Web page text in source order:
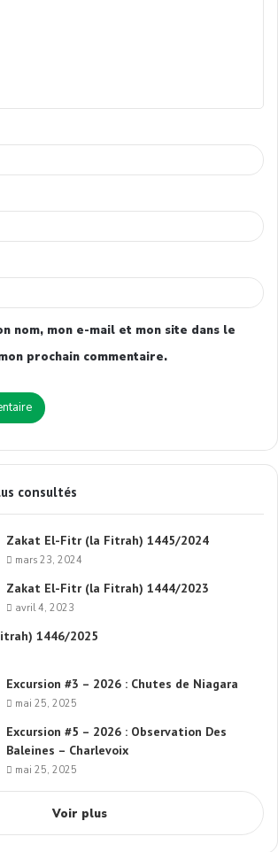
nom, mon e-mail et mon site dans le
prochain commentaire.
consultés
Zakat El-Fitr (la Fitrah) 1445/2024
mars 23, 2024
Zakat El-Fitr (la Fitrah) 1444/2023
avril 4, 2023
1446/2025
Excursion #3 – 2026 : Chutes de Niagara
mai 25, 2025
Excursion #5 – 2026 : Observation Des
Baleines – Charlevoix
mai 25, 2025
Voir plus